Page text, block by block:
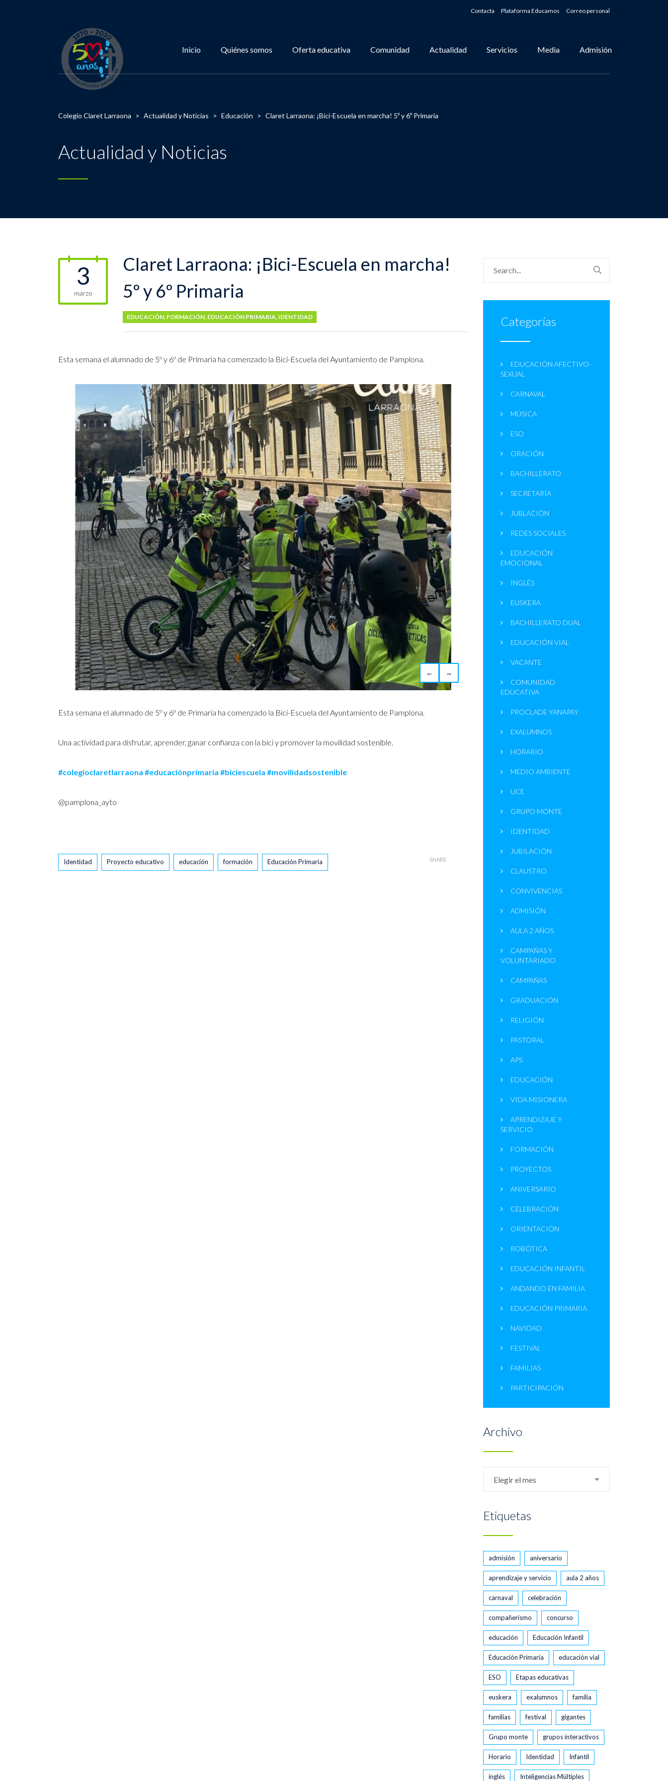
Contacta Plataforma Educamos Correo personal
Inicio Quiénes somos Oferta educativa Comunidad Actualidad Servicios Media Admisión
Colegio Claret Larraona > Actualidad y Noticias > Educación > Claret Larraona: ¡Bici-Escuela en marcha! 5º y 6º Primaria
Actualidad y Noticias
3
marzo
Claret Larraona: ¡Bici-Escuela en marcha!
5º y 6º Primaria
EDUCACIÓN, FORMACIÓN, EDUCACIÓN PRIMARIA, IDENTIDAD
Esta semana el alumnado de 5º y 6º de Primaria ha comenzado la Bici-Escuela del Ayuntamiento de Pamplona.
← →
Esta semana el alumnado de 5º y 6º de Primaria ha comenzado la Bici-Escuela del Ayuntamiento de Pamplona.
Una actividad para disfrutar, aprender, ganar confianza con la bici y promover la movilidad sostenible.
#colegioclaretlarraona #educaciónprimaria #biciescuela #movilidadsostenible
@pamplona_ayto
Tags
Identidad Proyecto educativo educación formación Educación Primaria SHARE
Categorías
EDUCACIÓN AFECTIVO-
SEXUAL
CARNAVAL
MÚSICA
ESO
ORACIÓN
BACHILLERATO
SECRETARÍA
JUBLACIÓN
REDES SOCIALES
EDUCACIÓN
EMOCIONAL
INGLÉS
EUSKERA
BACHILLERATO DUAL
EDUCACIÓN VIAL
VACANTE
COMUNIDAD
EDUCATIVA
PROCLADE YANAPAY
EXALUMNOS
HORARIO
MEDIO AMBIENTE
UCE
GRUPO MONTE
IDENTIDAD
JUBILACIÓN
CLAUSTRO
CONVIVENCIAS
ADMISIÓN
AULA 2 AÑOS
CAMPAÑAS Y
VOLUNTARIADO
CAMPAÑAS
GRADUACIÓN
RELIGIÓN
PASTORAL
APS
EDUCACIÓN
VIDA MISIONERA
APRENDIZAJE Y
SERVICIO
FORMACIÓN
PROYECTOS
ANIVERSARIO
CELEBRACIÓN
ORIENTACIÓN
ROBÓTICA
EDUCACIÓN INFANTIL
ANDANDO EN FAMILIA
EDUCACIÓN PRIMARIA
NAVIDAD
FESTIVAL
FAMILIAS
PARTICIPACIÓN
Archivo
Elegir el mes
Etiquetas
admisión aniversario
aprendizaje y servicio aula 2 años
carnaval celebración
compañerismo concurso
educación Educación Infantil
Educación Primaria educación vial
ESO Etapas educativas
euskera exalumnos familia
familias festival gigantes
Grupo monte grupos interactivos
Horario Identidad Infantil
inglés Inteligencias Múltiples